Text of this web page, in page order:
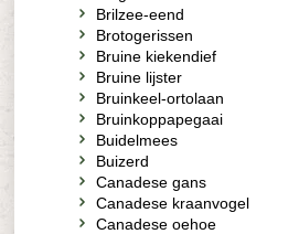
Brilzee-eend
Brotogerissen
Bruine kiekendief
Bruine lijster
Bruinkeel-ortolaan
Bruinkoppapegaai
Buidelmees
Buizerd
Canadese gans
Canadese kraanvogel
Canadese oehoe